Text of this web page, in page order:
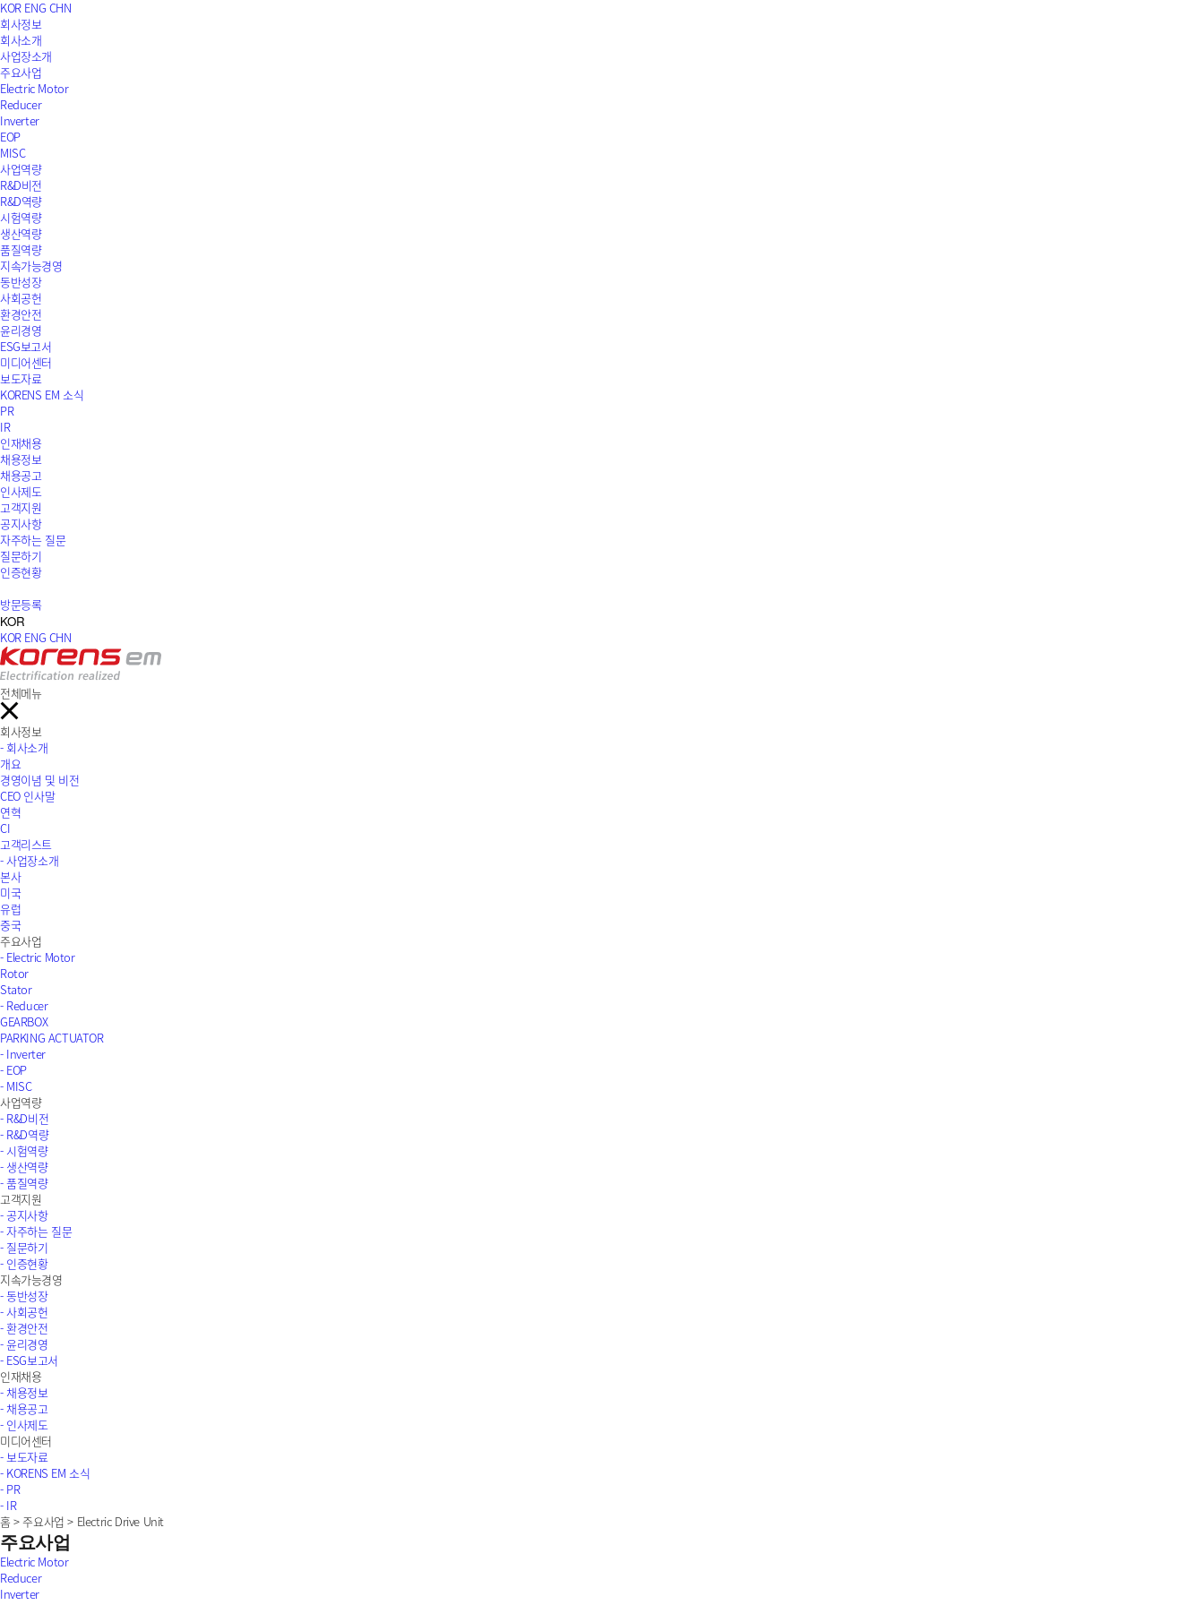
KOR ENG CHN
회사정보
회사소개
사업장소개
주요사업
Electric Motor
Reducer
Inverter
EOP
MISC
사업역량
R&D비전
R&D역량
시험역량
생산역량
품질역량
지속가능경영
동반성장
사회공헌
환경안전
윤리경영
ESG보고서
미디어센터
보도자료
KORENS EM 소식
PR
IR
인재채용
채용정보
채용공고
인사제도
고객지원
공지사항
자주하는 질문
질문하기
인증현황
방문등록
KOR
KOR ENG CHN
전체메뉴
회사정보
- 회사소개
개요
경영이념 및 비전
CEO 인사말
연혁
CI
고객리스트
- 사업장소개
본사
미국
유럽
중국
주요사업
- Electric Motor
Rotor
Stator
- Reducer
GEARBOX
PARKING ACTUATOR
- Inverter
- EOP
- MISC
사업역량
- R&D비전
- R&D역량
- 시험역량
- 생산역량
- 품질역량
고객지원
- 공지사항
- 자주하는 질문
- 질문하기
- 인증현황
지속가능경영
- 동반성장
- 사회공헌
- 환경안전
- 윤리경영
- ESG보고서
인재채용
- 채용정보
- 채용공고
- 인사제도
미디어센터
- 보도자료
- KORENS EM 소식
- PR
- IR
홈>주요사업> Electric Drive Unit
주요사업
Electric Motor
Reducer
Inverter